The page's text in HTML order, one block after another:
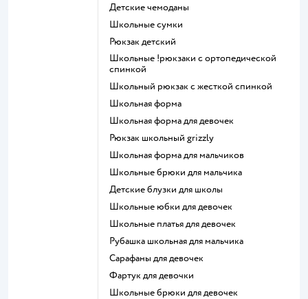
Детские чемоданы
Школьные сумки
Рюкзак детский
Школьные !рюкзаки с ортопедической
спинкой
Школьный рюкзак с жесткой спинкой
Школьная форма
Школьная форма для девочек
Рюкзак школьный grizzly
Школьная форма для мальчиков
Школьные брюки для мальчика
Детские блузки для школы
Школьные юбки для девочек
Школьные платья для девочек
Рубашка школьная для мальчика
Сарафаны для девочек
Фартук для девочки
Школьные брюки для девочек